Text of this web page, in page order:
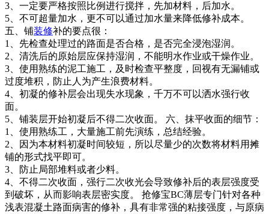
3、一定要严格按照比例进行搅拌，先加材料，后加水。
5、不可超量加水，更不可以通过加水量来降低修补成本。
五、铺装修补的要点很：
1、先检查处理过的路面是否合格，是否完全浸泡湿润。
2、清洗后的原始层应保持湿润，不能明水作业或干燥作业。
3、使用熟练的泥工施工，及时检查平整度，回视有无漏铺或
过度堆积，防止人为产生浪费材料。
4、初凝的修补层会出现失水现象，千万不可以洒水强行收
面。
5、铺装层开始初凝后不得二次收面。 六、抹平收面的细节：
1、使用熟练工，大量施工前先演练，总结经验。
2、因为本材料初凝时间较短，所以尽量少的次数将材料用摊
铺的形式找平即可。
3、防止局部堆料或者少料。
4、不得二次收面，强行二次收光会导致修补后的表层强度受
到破坏，从而影响表层密实度。 抢修宝BC薄层专门针对各种
浅表混凝土路面病害的修补，具有非常强的粘接强度，与原病